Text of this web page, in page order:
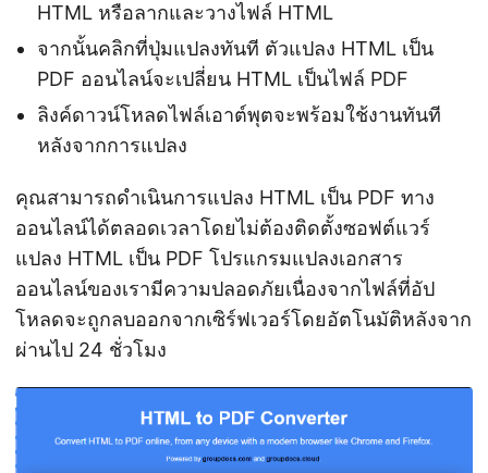
HTML หรือลากและวางไฟล์ HTML
จากนั้นคลิกที่ปุ่มแปลงทันที ตัวแปลง HTML เป็น
PDF ออนไลน์จะเปลี่ยน HTML เป็นไฟล์ PDF
ลิงค์ดาวน์โหลดไฟล์เอาต์พุตจะพร้อมใช้งานทันที
หลังจากการแปลง
คุณสามารถดำเนินการแปลง HTML เป็น PDF ทาง
ออนไลน์ได้ตลอดเวลาโดยไม่ต้องติดตั้งซอฟต์แวร์
แปลง HTML เป็น PDF โปรแกรมแปลงเอกสาร
ออนไลน์ของเรามีความปลอดภัยเนื่องจากไฟล์ที่อัป
โหลดจะถูกลบออกจากเซิร์ฟเวอร์โดยอัตโนมัติหลังจาก
ผ่านไป 24 ชั่วโมง